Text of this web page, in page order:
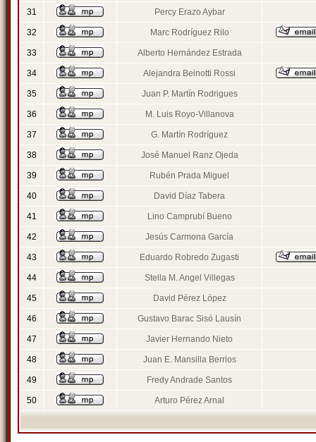
31 Percy Erazo Aybar
32 Marc Rodríguez Rilo
33 Alberto Hernández Estrada
34 Alejandra Beinotti Rossi
35 Juan P. Martín Rodrigues
36 M. Luis Royo-Villanova
37 G. Martín Rodríguez
38 José Manuel Ranz Ojeda
39 Rubén Prada Miguel
40 David Díaz Tabera
41 Lino Camprubí Bueno
42 Jesús Carmona García
43 Eduardo Robredo Zugasti
44 Stella M. Angel Villegas
45 David Pérez López
46 Gustavo Barac Sisó Lausín
47 Javier Hernando Nieto
48 Juan E. Mansilla Berrios
49 Fredy Andrade Santos
50 Arturo Pérez Arnal